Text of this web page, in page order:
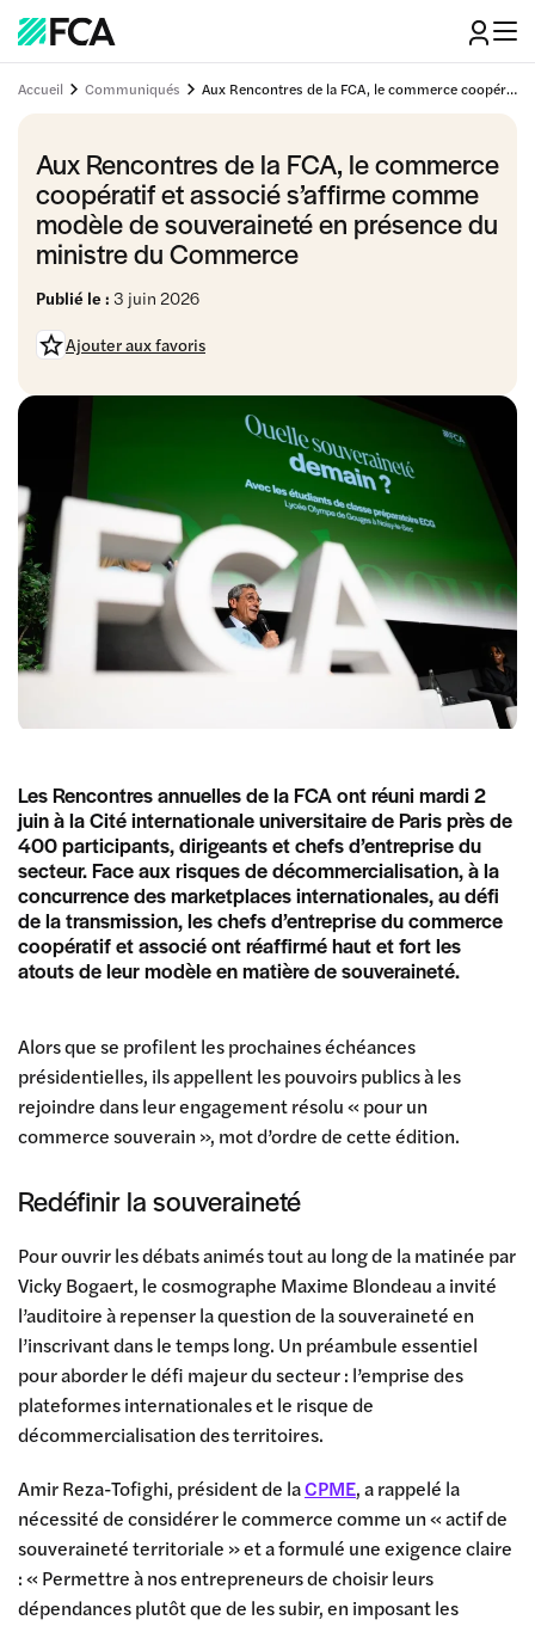
Accueil Communiqués Aux Rencontres de la FCA, le commerce coopératif et associé s’affirme comme modèle de souveraineté en présence du ministre du Commerce
Aux Rencontres de la FCA, le commerce
coopératif et associé s’affirme comme
modèle de souveraineté en présence du
ministre du Commerce
Publié le : 3 juin 2026
Ajouter aux favoris
Les Rencontres annuelles de la FCA ont réuni mardi 2
juin à la Cité internationale universitaire de Paris près de
400 participants, dirigeants et chefs d’entreprise du
secteur. Face aux risques de décommercialisation, à la
concurrence des marketplaces internationales, au défi
de la transmission, les chefs d’entreprise du commerce
coopératif et associé ont réaffirmé haut et fort les
atouts de leur modèle en matière de souveraineté.
Alors que se profilent les prochaines échéances
présidentielles, ils appellent les pouvoirs publics à les
rejoindre dans leur engagement résolu « pour un
commerce souverain », mot d’ordre de cette édition.
Redéfinir la souveraineté
Pour ouvrir les débats animés tout au long de la matinée par
Vicky Bogaert, le cosmographe Maxime Blondeau a invité
l’auditoire à repenser la question de la souveraineté en
l’inscrivant dans le temps long. Un préambule essentiel
pour aborder le défi majeur du secteur : l’emprise des
plateformes internationales et le risque de
décommercialisation des territoires.
Amir Reza-Tofighi, président de laCPME, a rappelé la
nécessité de considérer le commerce comme un « actif de
souveraineté territoriale » et a formulé une exigence claire
: « Permettre à nos entrepreneurs de choisir leurs
dépendances plutôt que de les subir, en imposant les